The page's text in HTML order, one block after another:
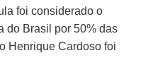
foi considerado o
do Brasil por 50% das
Henrique Cardoso foi